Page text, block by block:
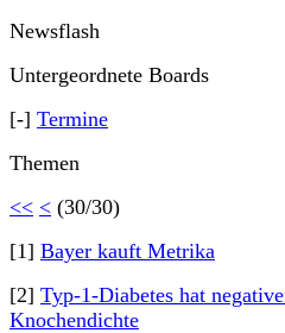
Newsflash
Untergeordnete Boards
[-] Termine
Themen
<< < (30/30)
[1] Bayer kauft Metrika
[2] Typ-1-Diabetes hat
Knochendichte